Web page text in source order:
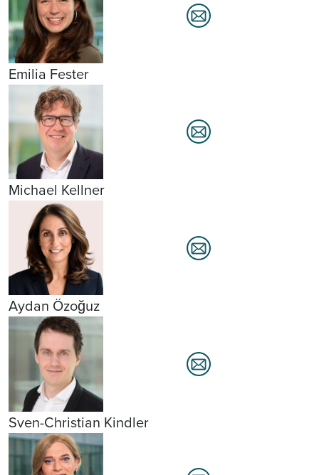
Emilia Fester
Michael Kellner
Aydan Özoğuz
Sven-Christian Kindler